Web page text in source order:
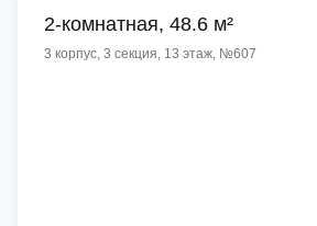
2-комнатная, 48.6 м²
3 корпус, 3 секция, 13 этаж, №607